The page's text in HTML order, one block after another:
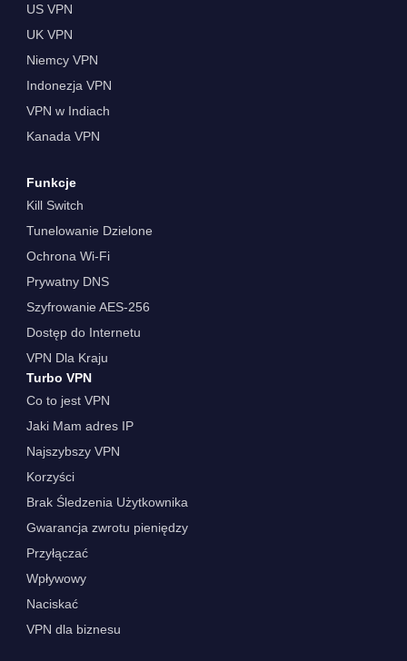
US VPN
UK VPN
Niemcy VPN
Indonezja VPN
VPN w Indiach
Kanada VPN
Funkcje
Kill Switch
Tunelowanie Dzielone
Ochrona Wi-Fi
Prywatny DNS
Szyfrowanie AES-256
Dostęp do Internetu
VPN Dla Kraju
Turbo VPN
Co to jest VPN
Jaki Mam adres IP
Najszybszy VPN
Korzyści
Brak Śledzenia Użytkownika
Gwarancja zwrotu pieniędzy
Przyłączać
Wpływowy
Naciskać
VPN dla biznesu